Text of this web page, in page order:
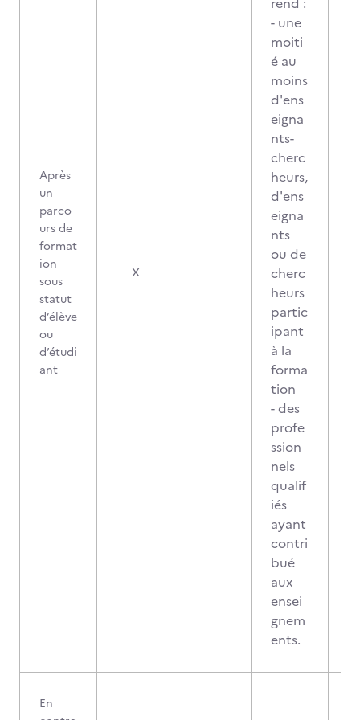
Après
un
parco
urs de
format
ion
sous
statut
d’élève
ou
d’étudi
ant
X
- une
moiti
é au
moins
d'ens
eigna
nts-
cherc
heurs,
d'ens
eigna
nts
ou de
cherc
heurs
partic
ipant
à la
forma
tion
- des
profe
ssion
nels
qualif
iés
ayant
contri
bué
aux
ensei
gnem
ents.
En